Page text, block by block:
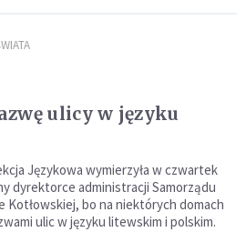
ulicy w języku
Językowa wymierzyła w czwartek
dyrektorce administracji Samorządu
Kotłowskiej, bo na niektórych domach
ulic w języku litewskim i polskim.